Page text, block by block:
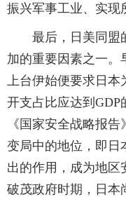
振兴军事工业、实现
最后，日美同盟
加的重要因素之一。
上台伊始便要求日
开支占比应达到GDP
《国家安全战略报
变局中的地位，即日
出的作用，成为地区
破茂政府时期，日本